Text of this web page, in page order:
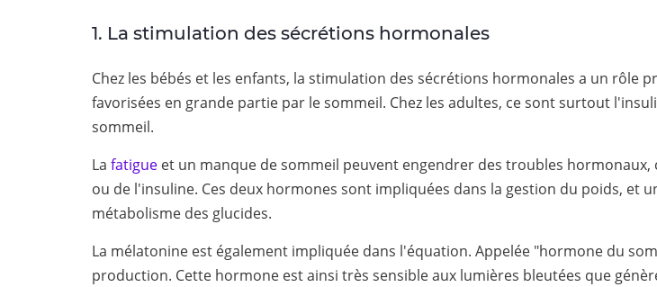
1. La stimulation des sécrétions hormonales
Chez les bébés et les enfants, la stimulation des sécrétions hormonales a un
favorisées en grande partie par le sommeil. Chez les adultes, ce sont surtout
sommeil.
La fatigue et un manque de sommeil peuvent engendrer des troubles
ou de l'insuline. Ces deux hormones sont impliquées dans la gestion du poids, et
métabolisme des glucides.
La mélatonine est également impliquée dans l'équation. Appelée "hormone du
production. Cette hormone est ainsi très sensible aux lumières bleutées que